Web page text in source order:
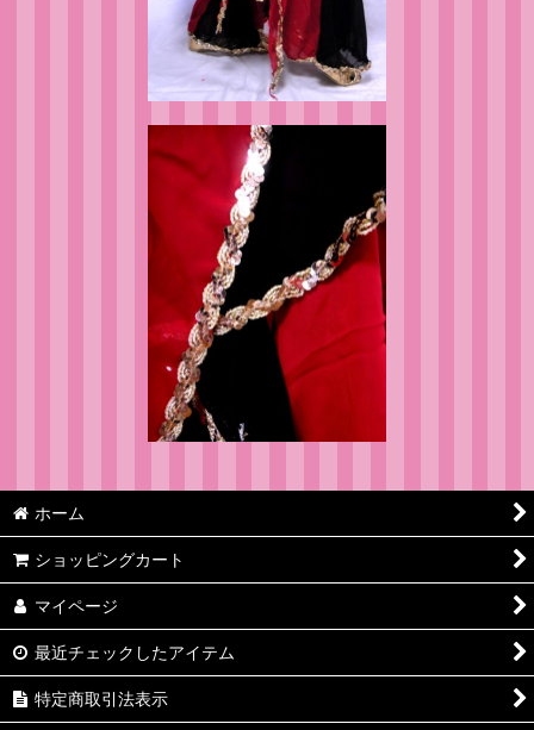
ホーム
ショッピングカート
マイページ
最近チェックしたアイテム
特定商取引法表示